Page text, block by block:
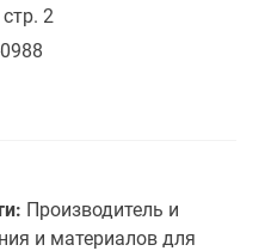
2
Производитель и
и материалов для